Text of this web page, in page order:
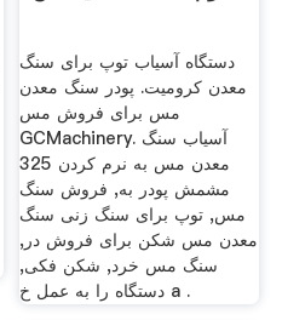
دستگاه آسیاب توپ برای سنگ
معدن کرومیت. پودر سنگ معدن
مس برای فروش مس
GCMachinery. آسیاب سنگ
معدن مس به نرم کردن 325
مشمش پودر به, فروش سنگ
مس, توپ برای سنگ زنی سنگ
معدن مس شکن برای فروش در,
سنگ مس خرد, شکن فکی,
دستگاه را به عمل خ a .